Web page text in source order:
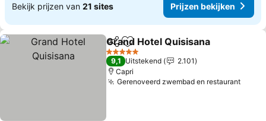
Bekijk prijzen van 21 sites Prijzen bekijken
DelenToevoegen aan favorieten
Grand Hotel Quisisana
5 Sterren
9,1 Uitstekend
2.101
Capri
Gerenoveerd zwembad en restaurant